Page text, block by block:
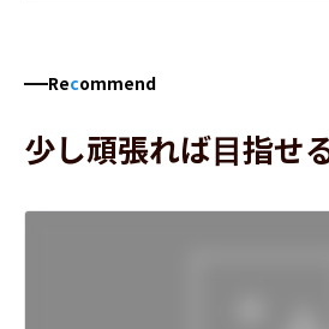
Recommend
少し頑張れば目指せ